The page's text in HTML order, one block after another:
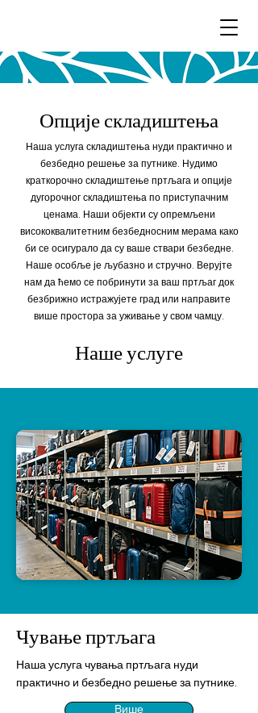
Опције складиштења
Наша услуга складиштења нуди практично и
безбедно решење за путнике. Нудимо
краткорочно складиштење пртљага и опције
дугорочног складиштења по приступачним
ценама. Наши објекти су опремљени
висококвалитетним безбедносним мерама како
би се осигурало да су ваше ствари безбедне.
Наше особље је љубазно и стручно. Верујте
нам да ћемо се побринути за ваш пртљаг док
безбрижно истражујете град или направите
више простора за уживање у свом чамцу.
Наше услуге
Чување пртљага
Наша услуга чувања пртљага нуди
практично и безбедно решење за путнике.
Више